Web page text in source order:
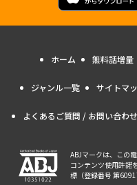
ホーム 無料話増量
ジャンル一覧 サイトマ
よくあるご質問 / お問い合わせ
ABJマークは、この
コンテンツ使用許諾
標（登録番号 第